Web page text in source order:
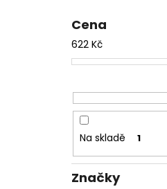
Cena
622 Kč
Na skladě 1
Značky